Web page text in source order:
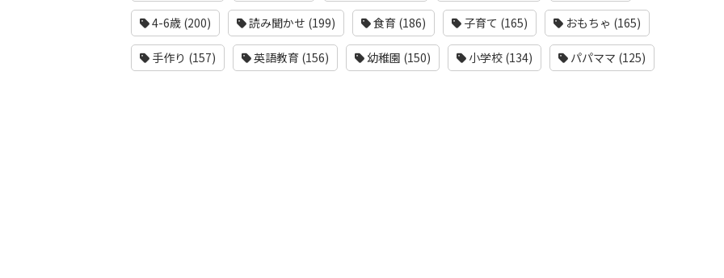
4-6歳 (200) 読み聞かせ (199) 食育 (186) 子育て (165) おもちゃ (165)
手作り (157) 英語教育 (156) 幼稚園 (150) 小学校 (134) パパママ (125)